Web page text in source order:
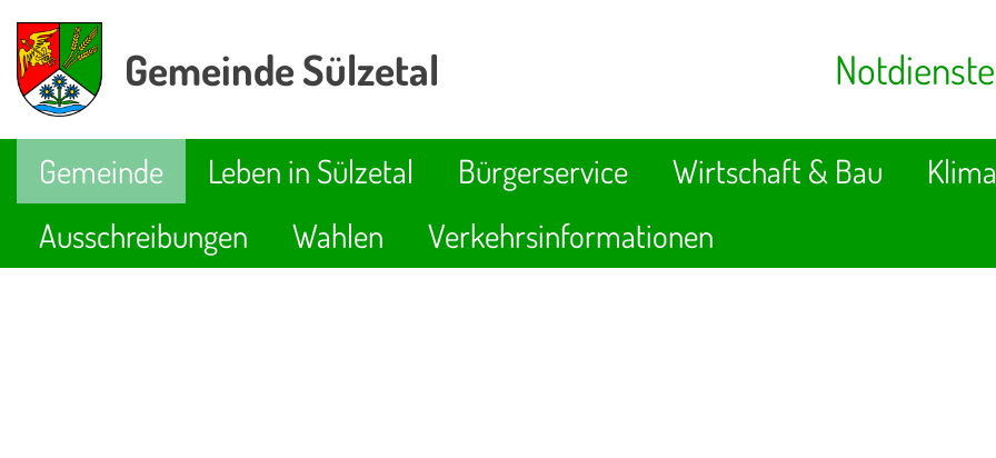
Gemeinde Sülzetal Notdienste
Gemeinde Leben in Sülzetal Bürgerservice Wirtschaft & Bau
Ausschreibungen
Wahlen Verkehrsinformationen